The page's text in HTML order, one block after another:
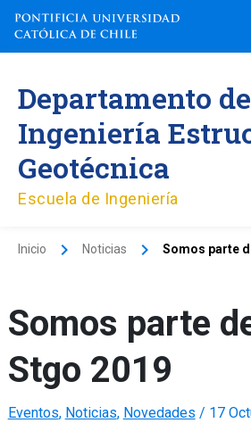
contenido
Departamento de
Ingeniería
Geotécnica
Escuela de Ingeniería
Inicio Noticias Somos parte
Somos parte
Stgo 2019
Eventos, Noticias, Novedades / 17